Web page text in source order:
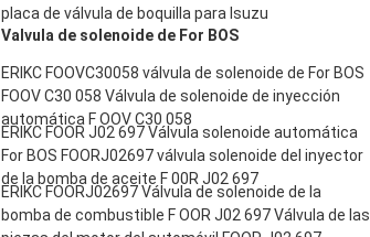
placa de válvula de boquilla para Isuzu
Valvula de solenoide de For BOS
ERIKC FOOVC30058 válvula de solenoide de For BOS
FOOV C30 058 Válvula de solenoide de inyección
automática F OOV C30 058
ERIKC FOOR J02 697 Válvula solenoide automática
For BOS FOORJ02697 válvula solenoide del inyector
de la bomba de aceite F 00R J02 697
ERIKC FOORJ02697 Válvula de solenoide de la
bomba de combustible F OOR J02 697 Válvula de las